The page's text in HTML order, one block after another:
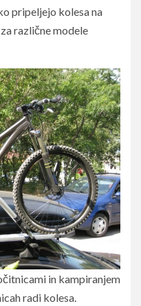
pripeljejo kolesa na
za različne modele
in kampiranjem
radi kolesa.